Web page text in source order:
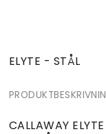
ELYTE - STÅL
CALLAWAY